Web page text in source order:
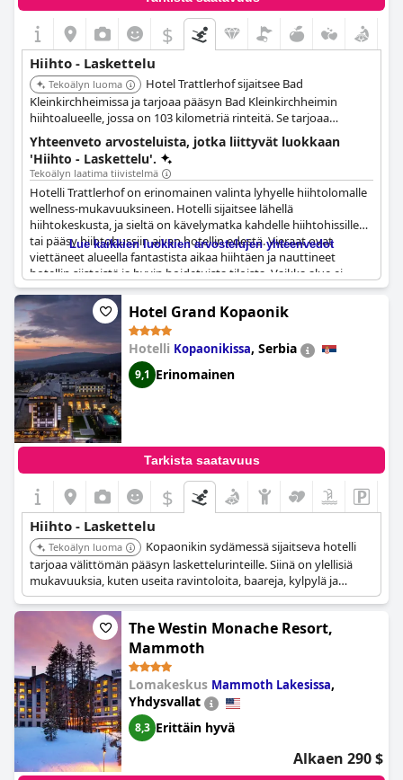
$
Hiihto - Laskettelu
Tekoälyn luoma
Hotel Trattlerhof sijaitsee Bad
Kleinkirchheimissa ja tarjoaa pääsyn Bad Kleinkirchheimin
hiihtoalueelle, jossa on 103 kilometriä rinteitä. Se tarjoaa
valikoiman mukavuuksia, jotka sopivat laskettelulomalle.
Yhteenveto arvosteluista, jotka liittyvät luokkaan
'Hiihto - Laskettelu'.
Tekoälyn laatima tiivistelmä
Hotelli Trattlerhof on erinomainen valinta lyhyelle hiihtolomalle
wellness-mukavuuksineen. Hotelli sijaitsee lähellä
hiihtokeskusta, ja sieltä on kävelymatka kahdelle hiihtohissille
tai pääsy hiihtobussiin aivan hotellin edestä. Vieraat ovat
viettäneet alueella fantastista aikaa hiihtäen ja nauttineet
hotellin siisteistä ja hyvin hoidetuista tiloista. Vaikka alue ei
olekaan suoraan "ski-in, ski-out" -kohde, sinne on silti helppo
päästä jalkaisin tai alueen järjestetyllä kuljetuksella. Hotelli on
myös kätevä lähtöpiste ympäröivien vuorten tutkimiseen, ja
vieraat ovat hyötyneet ilmaisesta Karinthië-kortista, joka tarjoaa
alennuksia hiihtohisseistä ja muista aktiviteeteista. Vaikka jotkut
vieraat huomauttivat hiihtohengen puutteesta hotellissa, se
toimi silti erinomaisena tukikohtana patikointiin ja vuorista
nauttimiseen. Kaiken kaikkiaan
rentouttavan ja edullisen vaihtoehdon hiihtolomalle alueella.
Lue kaikkien luokkien arvostelujen yhteenvedot
Hotel Grand Kopaonik
Hotelli Kopaonikissa, Serbia
9,1 Erinomainen
Tarkista saatavuus
$
Hiihto - Laskettelu
Tekoälyn luoma
Kopaonikin sydämessä sijaitseva hotelli
tarjoaa välittömän pääsyn laskettelurinteille. Siinä on ylellisiä
mukavuuksia, kuten useita ravintoloita, baareja, kylpylä ja
wellness-keskus, jotka tarjoavat kattavan
hiihtokeskuskokemuksen.
The Westin Monache Resort,
Mammoth
Lomakeskus Mammoth Lakesissa,
Yhdysvallat
8,3 Erittäin hyvä
Alkaen 290 $